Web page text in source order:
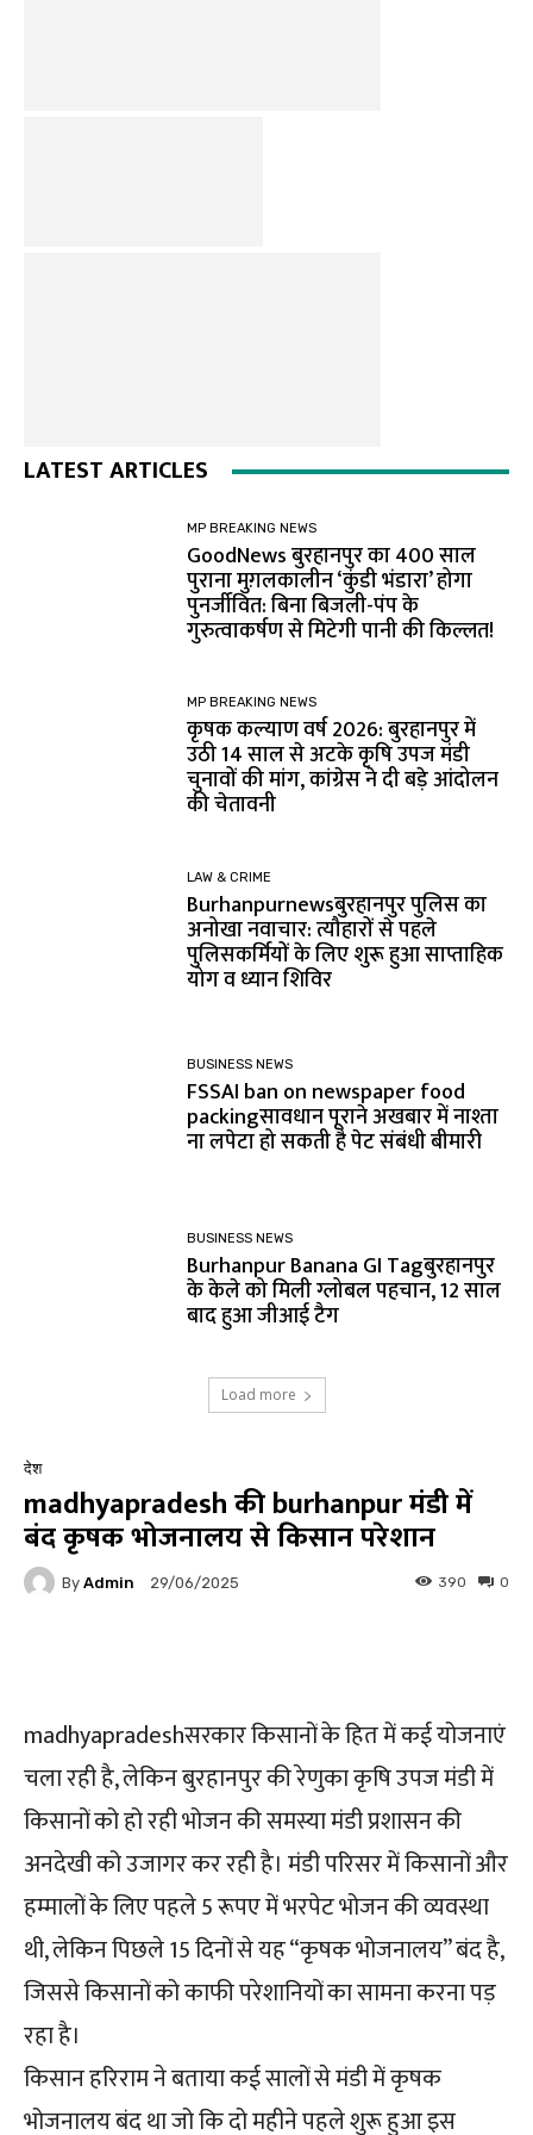
LATEST ARTICLES
MP BREAKING NEWS
GoodNews बुरहानपुर का 400 साल
पुराना मुग़लकालीन ‘कुंडी भंडारा’ होगा
पुनर्जीवित: बिना बिजली-पंप के
गुरुत्वाकर्षण से मिटेगी पानी की किल्लत!
MP BREAKING NEWS
कृषक कल्याण वर्ष 2026: बुरहानपुर में
उठी 14 साल से अटके कृषि उपज मंडी
चुनावों की मांग, कांग्रेस ने दी बड़े आंदोलन
की चेतावनी
LAW & CRIME
Burhanpurnewsबुरहानपुर पुलिस का
अनोखा नवाचार: त्यौहारों से पहले
पुलिसकर्मियों के लिए शुरू हुआ साप्ताहिक
योग व ध्यान शिविर
BUSINESS NEWS
FSSAI ban on newspaper food
packingसावधान पूराने अखबार में नाश्ता
ना लपेटा हो सकती है पेट संबंधी बीमारी
BUSINESS NEWS
Burhanpur Banana GI Tagबुरहानपुर
के केले को मिली ग्लोबल पहचान, 12 साल
बाद हुआ जीआई टैग
Load more
देश
madhyapradesh की burhanpur मंडी में
बंद कृषक भोजनालय से किसान परेशान
By Admin 29/06/2025 0
390
madhyapradeshसरकार किसानों के हित में कई योजनाएं
चला रही है, लेकिन बुरहानपुर की रेणुका कृषि उपज मंडी में
किसानों को हो रही भोजन की समस्या मंडी प्रशासन की
अनदेखी को उजागर कर रही है। मंडी परिसर में किसानों और
हम्मालों के लिए पहले 5 रूपए में भरपेट भोजन की व्यवस्था
थी, लेकिन पिछले 15 दिनों से यह “कृषक भोजनालय” बंद है,
जिससे किसानों को काफी परेशानियों का सामना करना पड़
रहा है।
किसान हरिराम ने बताया कई सालों से मंडी में कृषक
भोजनालय बंद था जो कि दो महीने पहले शुरू हुआ इस